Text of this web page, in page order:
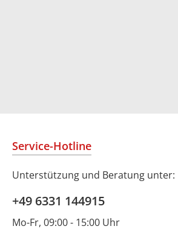
Service-Hotline
Unterstützung und Beratung unter:
+49 6331 144915
Mo-Fr, 09:00 - 15:00 Uhr